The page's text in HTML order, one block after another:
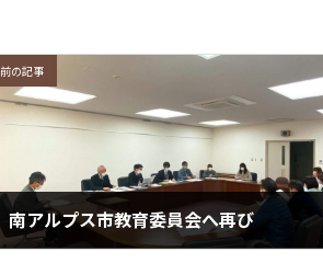
前の記事
南アルプス市教育委員会へ再び